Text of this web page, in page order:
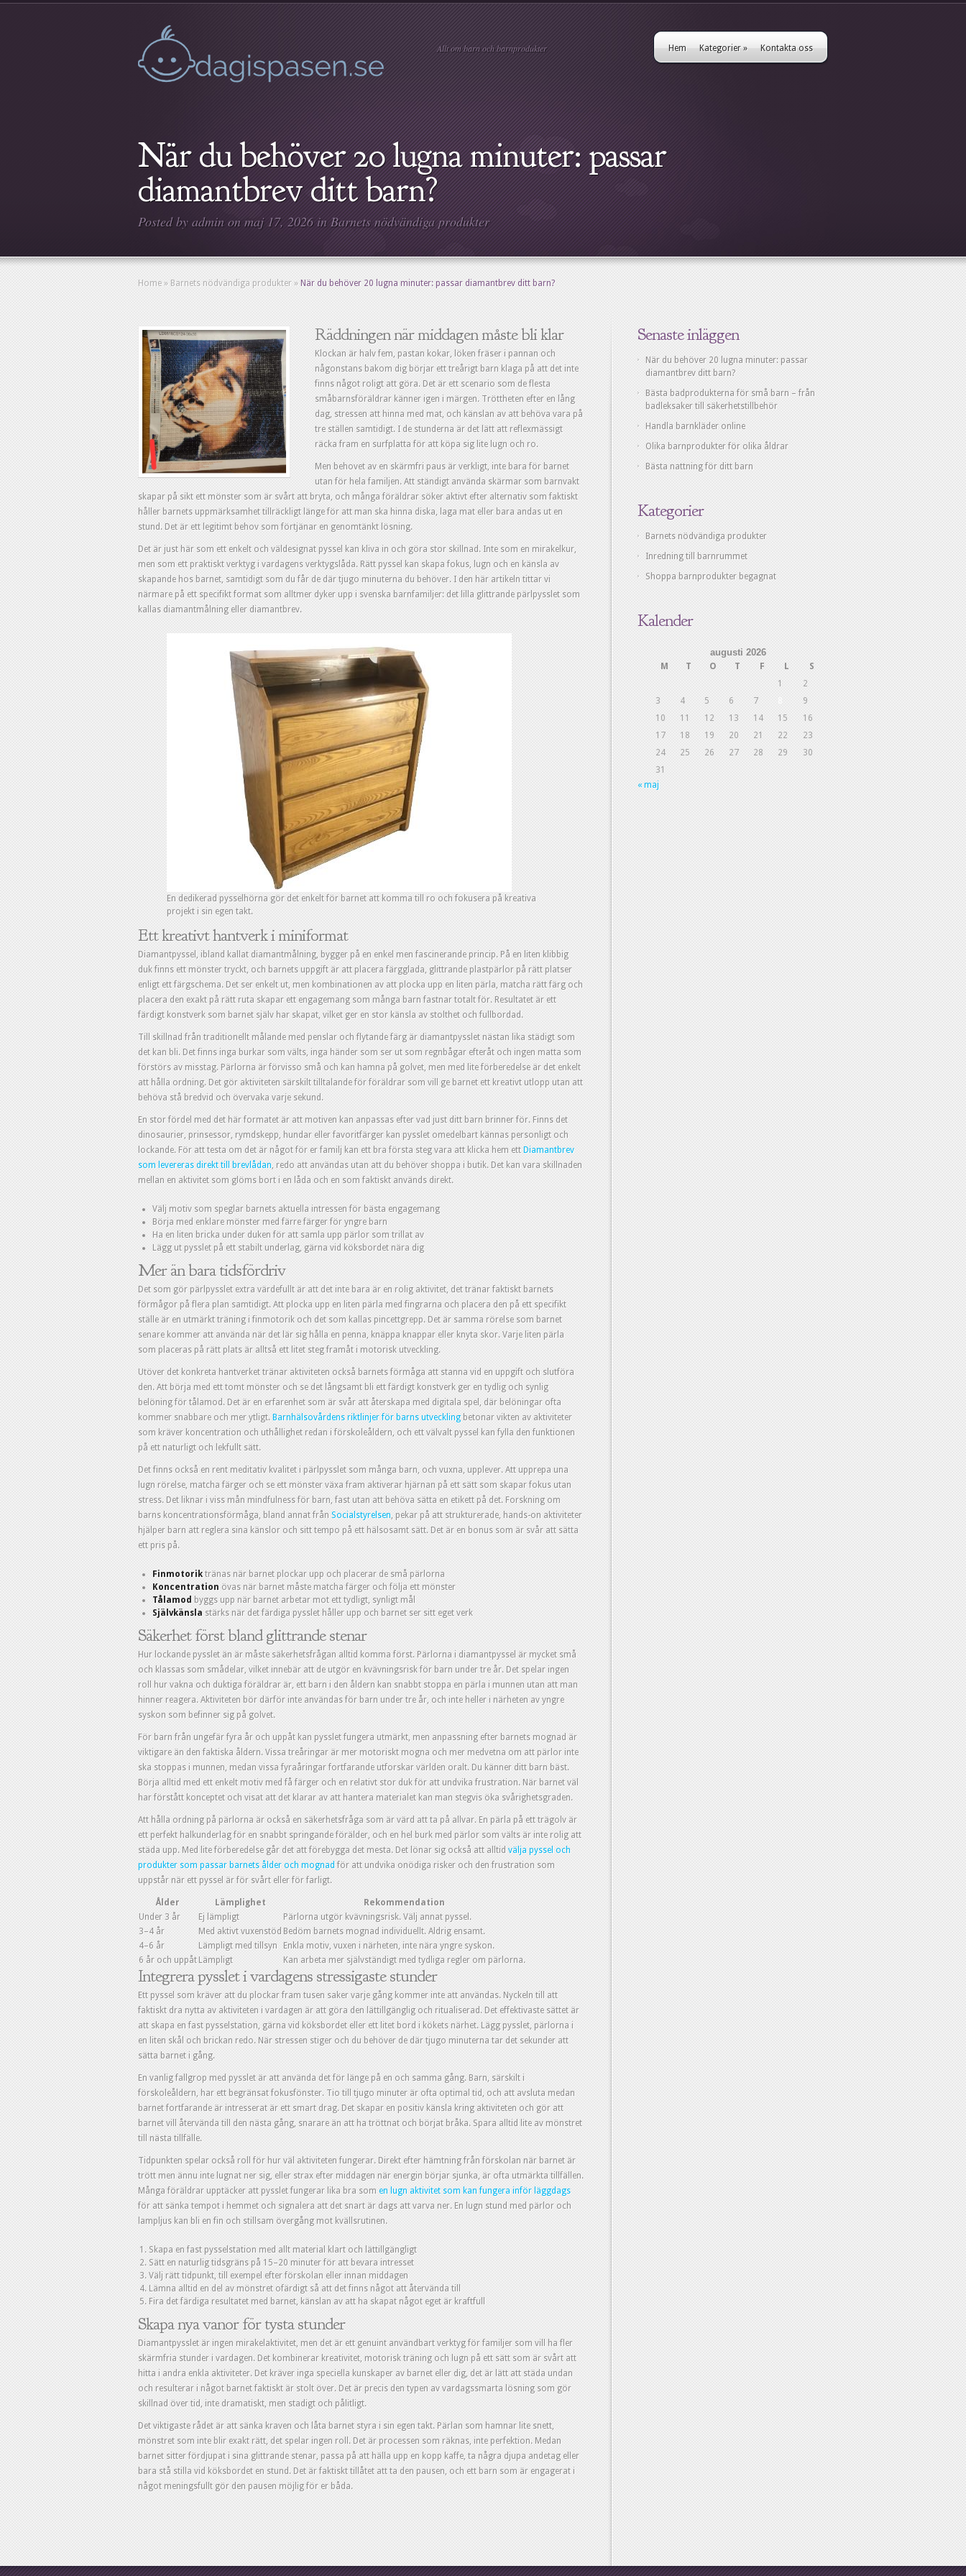
Allt om barn och barnprodukter Hem Kategorier» Kontakta oss
När du behöver 20 lugna minuter: passar
diamantbrev ditt barn?
Posted by admin on maj 17, 2026 in Barnets nödvändiga produkter
Home » Barnets nödvändiga produkter » När du behöver 20 lugna minuter: passar diamantbrev ditt barn?
Räddningen när middagen måste bli klar
Klockan är halv fem, pastan kokar, löken fräser i pannan och
någonstans bakom dig börjar ett treårigt barn klaga på att det inte
finns något roligt att göra. Det är ett scenario som de flesta
småbarnsföräldrar känner igen i märgen. Tröttheten efter en lång
dag, stressen att hinna med mat, och känslan av att behöva vara på
tre ställen samtidigt. I de stunderna är det lätt att reflexmässigt
räcka fram en surfplatta för att köpa sig lite lugn och ro.
Men behovet av en skärmfri paus är verkligt, inte bara för barnet
utan för hela familjen. Att ständigt använda skärmar som barnvakt
skapar på sikt ett mönster som är svårt att bryta, och många föräldrar söker aktivt efter alternativ som faktiskt
håller barnets uppmärksamhet tillräckligt länge för att man ska hinna diska, laga mat eller bara andas ut en
stund. Det är ett legitimt behov som förtjänar en genomtänkt lösning.
Det är just här som ett enkelt och väldesignat pyssel kan kliva in och göra stor skillnad. Inte som en mirakelkur,
men som ett praktiskt verktyg i vardagens verktygslåda. Rätt pyssel kan skapa fokus, lugn och en känsla av
skapande hos barnet, samtidigt som du får de där tjugo minuterna du behöver. I den här artikeln tittar vi
närmare på ett specifikt format som alltmer dyker upp i svenska barnfamiljer: det lilla glittrande pärlpysslet som
kallas diamantmålning eller diamantbrev.
En dedikerad pysselhörna gör det enkelt för barnet att komma till ro och fokusera på kreativa
projekt i sin egen takt.
Ett kreativt hantverk i miniformat
Diamantpyssel, ibland kallat diamantmålning, bygger på en enkel men fascinerande princip. På en liten klibbig
duk finns ett mönster tryckt, och barnets uppgift är att placera färgglada, glittrande plastpärlor på rätt platser
enligt ett färgschema. Det ser enkelt ut, men kombinationen av att plocka upp en liten pärla, matcha rätt färg och
placera den exakt på rätt ruta skapar ett engagemang som många barn fastnar totalt för. Resultatet är ett
färdigt konstverk som barnet själv har skapat, vilket ger en stor känsla av stolthet och fullbordad.
Till skillnad från traditionellt målande med penslar och flytande färg är diamantpysslet nästan lika städigt som
det kan bli. Det finns inga burkar som välts, inga händer som ser ut som regnbågar efteråt och ingen matta som
förstörs av misstag. Pärlorna är förvisso små och kan hamna på golvet, men med lite förberedelse är det enkelt
att hålla ordning. Det gör aktiviteten särskilt tilltalande för föräldrar som vill ge barnet ett kreativt utlopp utan att
behöva stå bredvid och övervaka varje sekund.
En stor fördel med det här formatet är att motiven kan anpassas efter vad just ditt barn brinner för. Finns det
dinosaurier, prinsessor, rymdskepp, hundar eller favoritfärger kan pysslet omedelbart kännas personligt och
lockande. För att testa om det är något för er familj kan ett bra första steg vara att klicka hem ett Diamantbrev
som levereras direkt till brevlådan, redo att användas utan att du behöver shoppa i butik. Det kan vara skillnaden
mellan en aktivitet som glöms bort i en låda och en som faktiskt används direkt.
Välj motiv som speglar barnets aktuella intressen för bästa engagemang
Börja med enklare mönster med färre färger för yngre barn
Ha en liten bricka under duken för att samla upp pärlor som trillat av
Lägg ut pysslet på ett stabilt underlag, gärna vid köksbordet nära dig
Mer än bara tidsfördriv
Det som gör pärlpysslet extra värdefullt är att det inte bara är en rolig aktivitet, det tränar faktiskt barnets
förmågor på flera plan samtidigt. Att plocka upp en liten pärla med fingrarna och placera den på ett specifikt
ställe är en utmärkt träning i finmotorik och det som kallas pincettgrepp. Det är samma rörelse som barnet
senare kommer att använda när det lär sig hålla en penna, knäppa knappar eller knyta skor. Varje liten pärla
som placeras på rätt plats är alltså ett litet steg framåt i motorisk utveckling.
Utöver det konkreta hantverket tränar aktiviteten också barnets förmåga att stanna vid en uppgift och slutföra
den. Att börja med ett tomt mönster och se det långsamt bli ett färdigt konstverk ger en tydlig och synlig
belöning för tålamod. Det är en erfarenhet som är svår att återskapa med digitala spel, där belöningar ofta
kommer snabbare och mer ytligt. Barnhälsovårdens riktlinjer för barns utveckling betonar vikten av aktiviteter
som kräver koncentration och uthållighet redan i förskoleåldern, och ett välvalt pyssel kan fylla den funktionen
på ett naturligt och lekfullt sätt.
Det finns också en rent meditativ kvalitet i pärlpysslet som många barn, och vuxna, upplever. Att upprepa una
lugn rörelse, matcha färger och se ett mönster växa fram aktiverar hjärnan på ett sätt som skapar fokus utan
stress. Det liknar i viss mån mindfulness för barn, fast utan att behöva sätta en etikett på det. Forskning om
barns koncentrationsförmåga, bland annat från Socialstyrelsen, pekar på att strukturerade, hands-on aktiviteter
hjälper barn att reglera sina känslor och sitt tempo på ett hälsosamt sätt. Det är en bonus som är svår att sätta
ett pris på.
Finmotorik tränas när barnet plockar upp och placerar de små pärlorna
Koncentration övas när barnet måste matcha färger och följa ett mönster
Tålamod byggs upp när barnet arbetar mot ett tydligt, synligt mål
Självkänsla stärks när det färdiga pysslet håller upp och barnet ser sitt eget verk
Säkerhet först bland glittrande stenar
Hur lockande pysslet än är måste säkerhetsfrågan alltid komma först. Pärlorna i diamantpyssel är mycket små
och klassas som smådelar, vilket innebär att de utgör en kvävningsrisk för barn under tre år. Det spelar ingen
roll hur vakna och duktiga föräldrar är, ett barn i den åldern kan snabbt stoppa en pärla i munnen utan att man
hinner reagera. Aktiviteten bör därför inte användas för barn under tre år, och inte heller i närheten av yngre
syskon som befinner sig på golvet.
För barn från ungefär fyra år och uppåt kan pysslet fungera utmärkt, men anpassning efter barnets mognad är
viktigare än den faktiska åldern. Vissa treåringar är mer motoriskt mogna och mer medvetna om att pärlor inte
ska stoppas i munnen, medan vissa fyraåringar fortfarande utforskar världen oralt. Du känner ditt barn bäst.
Börja alltid med ett enkelt motiv med få färger och en relativt stor duk för att undvika frustration. När barnet väl
har förstått konceptet och visat att det klarar av att hantera materialet kan man stegvis öka svårighetsgraden.
Att hålla ordning på pärlorna är också en säkerhetsfråga som är värd att ta på allvar. En pärla på ett trägolv är
ett perfekt halkunderlag för en snabbt springande förälder, och en hel burk med pärlor som välts är inte rolig att
städa upp. Med lite förberedelse går det att förebygga det mesta. Det lönar sig också att alltid välja pyssel och
produkter som passar barnets ålder och mognad för att undvika onödiga risker och den frustration som
uppstår när ett pyssel är för svårt eller för farligt.
Ålder Lämplighet
Rekommendation
Under 3 år
Ej lämpligt
Pärlorna utgör kvävningsrisk. Välj annat pyssel.
3–4 år
Med aktivt vuxenstöd Bedöm barnets mognad individuellt. Aldrig ensamt.
4–6 år
Lämpligt med tillsyn
Enkla motiv, vuxen i närheten, inte nära yngre syskon.
6 år och uppåt Lämpligt Kan arbeta mer självständigt med tydliga regler om pärlorna.
Integrera pysslet i vardagens stressigaste stunder
Ett pyssel som kräver att du plockar fram tusen saker varje gång kommer inte att användas. Nyckeln till att
faktiskt dra nytta av aktiviteten i vardagen är att göra den lättillgänglig och ritualiserad. Det effektivaste sättet är
att skapa en fast pysselstation, gärna vid köksbordet eller ett litet bord i kökets närhet. Lägg pysslet, pärlorna i
en liten skål och brickan redo. När stressen stiger och du behöver de där tjugo minuterna tar det sekunder att
sätta barnet i gång.
En vanlig fallgrop med pysslet är att använda det för länge på en och samma gång. Barn, särskilt i
förskoleåldern, har ett begränsat fokusfönster. Tio till tjugo minuter är ofta optimal tid, och att avsluta medan
barnet fortfarande är intresserat är ett smart drag. Det skapar en positiv känsla kring aktiviteten och gör att
barnet vill återvända till den nästa gång, snarare än att ha tröttnat och börjat bråka. Spara alltid lite av mönstret
till nästa tillfälle.
Tidpunkten spelar också roll för hur väl aktiviteten fungerar. Direkt efter hämtning från förskolan när barnet är
trött men ännu inte lugnat ner sig, eller strax efter middagen när energin börjar sjunka, är ofta utmärkta tillfällen.
Många föräldrar upptäcker att pysslet fungerar lika bra som en lugn aktivitet som kan fungera inför läggdags
för att sänka tempot i hemmet och signalera att det snart är dags att varva ner. En lugn stund med pärlor och
lampljus kan bli en fin och stillsam övergång mot kvällsrutinen.
Skapa en fast pysselstation med allt material klart och lättillgängligt
Sätt en naturlig tidsgräns på 15–20 minuter för att bevara intresset
Välj rätt tidpunkt, till exempel efter förskolan eller innan middagen
Lämna alltid en del av mönstret ofärdigt så att det finns något att återvända till
Fira det färdiga resultatet med barnet, känslan av att ha skapat något eget är kraftfull
Skapa nya vanor för tysta stunder
Diamantpysslet är ingen mirakelaktivitet, men det är ett genuint användbart verktyg för familjer som vill ha fler
skärmfria stunder i vardagen. Det kombinerar kreativitet, motorisk träning och lugn på ett sätt som är svårt att
hitta i andra enkla aktiviteter. Det kräver inga speciella kunskaper av barnet eller dig, det är lätt att städa undan
och resulterar i något barnet faktiskt är stolt över. Det är precis den typen av vardagssmarta lösning som gör
skillnad över tid, inte dramatiskt, men stadigt och pålitligt.
Det viktigaste rådet är att sänka kraven och låta barnet styra i sin egen takt. Pärlan som hamnar lite snett,
mönstret som inte blir exakt rätt, det spelar ingen roll. Det är processen som räknas, inte perfektion. Medan
barnet sitter fördjupat i sina glittrande stenar, passa på att hälla upp en kopp kaffe, ta några djupa andetag eller
bara stå stilla vid köksbordet en stund. Det är faktiskt tillåtet att ta den pausen, och ett barn som är engagerat i
något meningsfullt gör den pausen möjlig för er båda.
Senaste inläggen
När du behöver 20 lugna minuter: passar
diamantbrev ditt barn?
Bästa badprodukterna för små barn – från
badleksaker till säkerhetstillbehör
Handla barnkläder online
Olika barnprodukter för olika åldrar
Bästa nattning för ditt barn
Kategorier
Barnets nödvändiga produkter
Inredning till barnrummet
Shoppa barnprodukter begagnat
Kalender
augusti 2026
M T O T F L
S
1
2
3
4 5 6 7
9
10
11 12 13 14 15
16
17
18 19 20 21 22
23
24
25 26 27 28 29
30
31
« maj